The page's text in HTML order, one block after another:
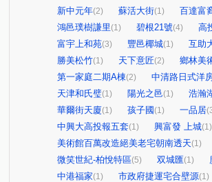
新中元年(2) 蘇活大街(1) 百達富
鴻邑璞樹謙里(1) 碧根21號(4)
高
富宇上和苑(3) 豐邑椰城(1) 互助
勝美松竹(1) 天下意匠(2) 鄉林美
第一家庭二期A棟(2) 中清路日式洋
天津和氏璧(1) 陽光之邑(1) 浩瀚
華爾街天廈(1) 孩子國 (1) 一品居
中興大高投報五套(1) 興富發 上城(1)
美術館百萬改造絕美老宅朝南透天(1)
微笑世紀-柏悅特區(5) 双城匯(1)
中港福家(1) 市政府捷運宅合壁源(1)